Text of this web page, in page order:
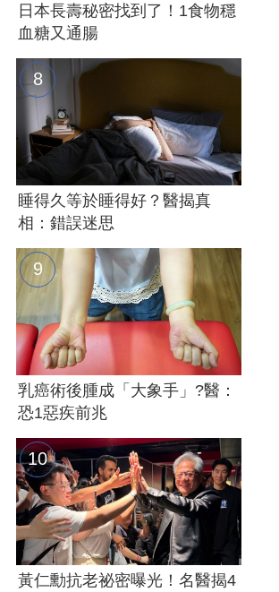
日本長壽秘密找到了！1食物穩
血糖又通腸
睡得久等於睡得好？醫揭真
相：錯誤迷思
乳癌術後腫成「大象手」?醫：
恐1惡疾前兆
黃仁勳抗老祕密曝光！名醫揭4